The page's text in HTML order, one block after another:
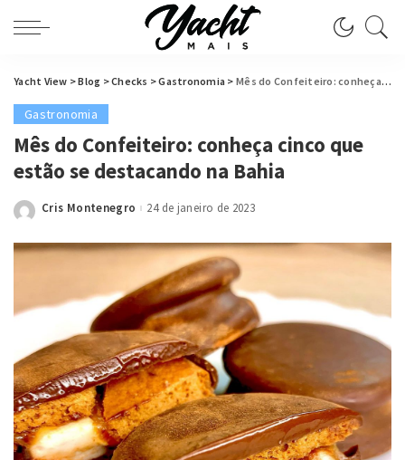
Yacht View >Blog >Checks >Gastronomia > Mês do Confeiteiro: conheça cinco que estão se destacando na Bahia
Gastronomia
Mês do Confeiteiro: conheça cinco que
estão se destacando na Bahia
Posted
Cris Montenegro 24 de janeiro de 2023